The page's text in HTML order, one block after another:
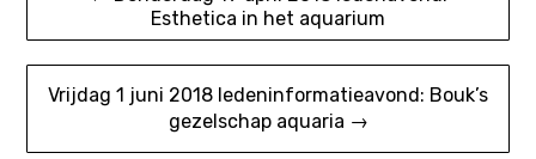
Esthetica in het aquarium
Vrijdag 1 juni 2018 ledeninformatieavond: Bouk’s
gezelschap aquaria →